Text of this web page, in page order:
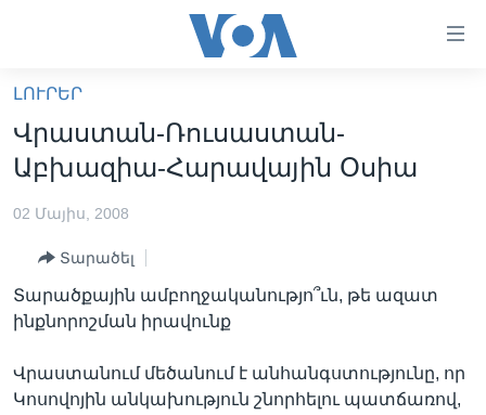
հիմնական
բովանդակությանը
անցնել
հիմնական
բովանդակությանը
բովանդակություն
ԼՈՒՐԵՐ
ՖԻԼՄԵՐ
ՖԻԼՄԵՐ
ՄԵՐ ՄԱՍԻՆ
«ԱՄԵՐԻԿԱՅԻ ՁԱՅՆ»-Ի ԿԱՆՈՆԱԴՐՈՒԹՅՈՒՆ
Learning English
ԼՈՒՐԵՐ
Վրաստան-Ռուսաստան-
Աբխազիա-Հարավային Օսիա
02 Մայիս, 2008
Տարածել
Տարածքային ամբողջականությո՞ւն, թե ազատ
ինքնորոշման իրավունք
Վրաստանում մեծանում է անհանգստությունը, որ
Կոսովոյին անկախություն շնորհելու պատճառով,